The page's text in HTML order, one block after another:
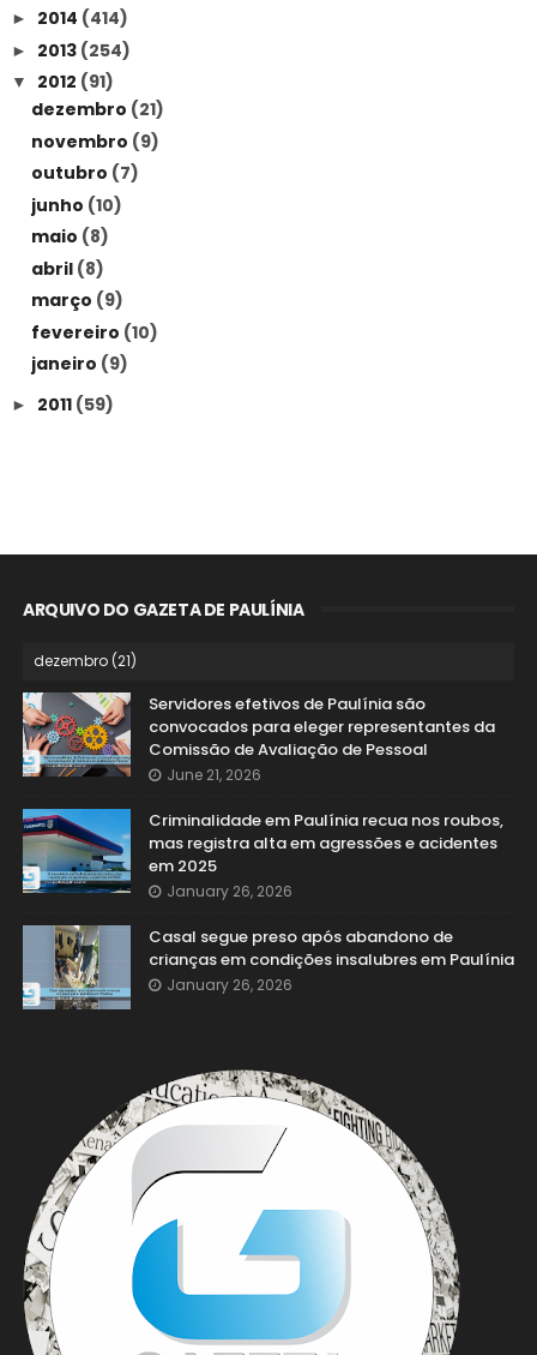
► 2014 (414)
► 2013 (254)
▼ 2012 (91)
dezembro (21)
novembro (9)
outubro (7)
junho (10)
maio (8)
abril (8)
março (9)
fevereiro (10)
janeiro (9)
► 2011 (59)
ARQUIVO DO GAZETA DE PAULÍNIA
Servidores efetivos de Paulínia são
convocados para eleger representantes da
Comissão de Avaliação de Pessoal
June 21, 2026
Criminalidade em Paulínia recua nos roubos,
mas registra alta em agressões e acidentes
em 2025
January 26, 2026
Casal segue preso após abandono de
crianças em condições insalubres em Paulínia
January 26, 2026